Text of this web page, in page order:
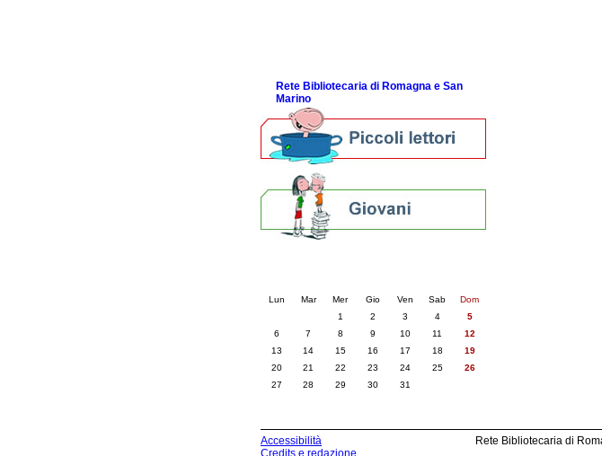
Rete Bibliotecaria di Romagna e San
Marino
Lun Mar Mer Gio Ven Sab
Dom
1
2 3 4
5
6
7 8 9 10 11
12
13
14 15 16 17 18
19
20
21 22 23 24 25
26
27
28 29 30 31
Accessibilità
Credits e redazione
Rete Bibliotecaria di